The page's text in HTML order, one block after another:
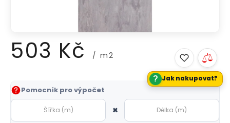
503 Kč / m2
Měrná
cena:
Pomocník pro výpočet
×
? Jak nakupovat?